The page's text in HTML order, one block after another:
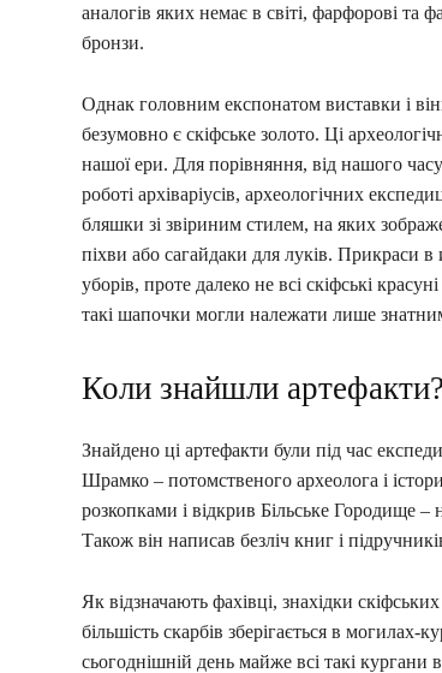
аналогів яких немає в світі, фарфорові та
бронзи.
Однак головним експонатом виставки і
безумовно є скіфське золото. Ці
нашої ери. Для порівняння, від нашого часу
роботі архіваріусів, археологічних
бляшки зі звіриним стилем, на яких
піхви або сагайдаки для луків. Прикраси
уборів, проте далеко не всі скіфські
такі шапочки могли належати лише
Коли знайшли артефакти?
Знайдено ці артефакти були під час
Шрамко – потомственого археолога і
розкопками і відкрив Більське Городище –
Також він написав безліч книг і
Як відзначають фахівці, знахідки
більшість скарбів зберігається в могилах-
сьогоднішній день майже всі такі